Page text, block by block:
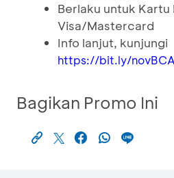
Berlaku untuk Kartu
Visa/Mastercard
Info lanjut, kunjungi
https://bit.ly/
Bagikan Promo Ini